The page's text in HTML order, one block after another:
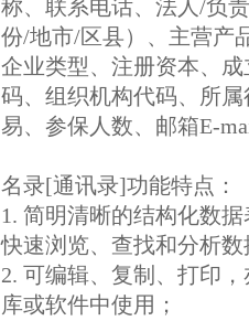
称、联系电话、法人/负
份/地市/区县）、主营产
企业类型、注册资本、
码、组织机构代码、所
易、参保人数、邮箱E-
名录[通讯录]功能特点：
1. 简明清晰的结构化数
快速浏览、查找和分析数
2. 可编辑、复制、打印
库或软件中使用；